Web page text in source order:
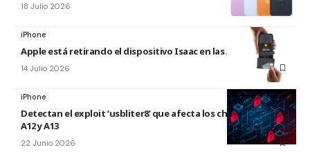
18 Julio 2026
iPhone
Apple está retirando el dispositivo Isaac en las Apple Store
14 Julio 2026
iPhone
Detectan el exploit ‘usbliter8’ que afecta los chips de Apple
A12 y A13
22 Junio 2026